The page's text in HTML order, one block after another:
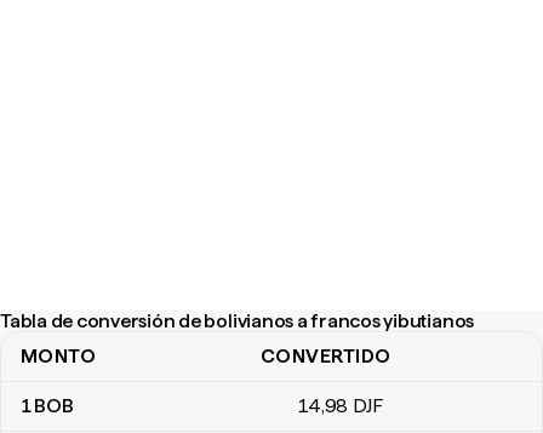
Tabla de conversión de bolivianos a francos yibutianos
Tabla de conversión de bolivianos a francos yibutianos
MONTO CONVERTIDO
1BOB 14,98 DJF